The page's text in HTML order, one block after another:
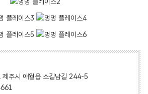
제주시 애월읍 소길남길 244-5